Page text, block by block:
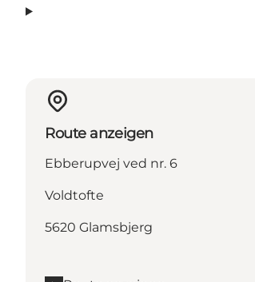
Route anzeigen
Ebberupvej ved nr. 6
Voldtofte
5620 Glamsbjerg